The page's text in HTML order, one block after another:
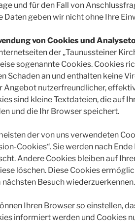
und für den Fall von
Daten geben wir nicht ohne Ihre
von Cookies und
der „Taunussteiner
sogenannte Cookies. Cookies
Schaden an und enthalten keine
Angebot nutzerfreundlicher,
sind kleine Textdateien, die auf
und die Ihr Browser speichert.
der von uns verwendeten
Cookies“. Sie werden nach
Andere Cookies bleiben auf
löschen. Diese Cookies
nächsten Besuch wiederzuerkennen.
Ihren Browser so einstellen,
informiert werden und Cookies